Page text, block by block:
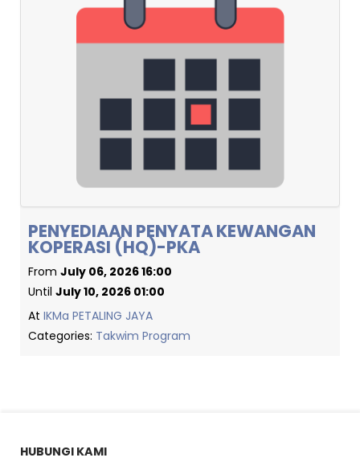
PENYEDIAAN PENYATA KEWANGAN
KOPERASI (HQ)-PKA
From July 06, 2026 16:00
Until July 10, 2026 01:00
At IKMa PETALING JAYA
Categories: Takwim Program
HUBUNGI KAMI